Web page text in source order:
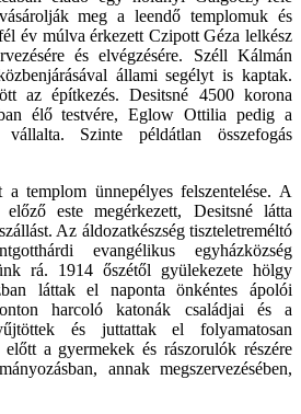
meg a leendő templomuk és
év múlva érkezett Czipott Géza lelkész
és elvégzésére. Széll Kálmán
állami segélyt is kaptak.
az építkezés. Desitsné 4500 korona
élő testvére, Eglow Ottilia pedig a
vállalta. Szinte példátlan összefogás
templom ünnepélyes felszentelése. A
este megérkezett, Desitsné látta
Az áldozatkészség tiszteletreméltó
evangélikus egyházközség
rá. 1914 őszétől gyülekezete hölgy
láttak el naponta önkéntes ápolói
harcoló katonák családjai és a
és juttattak el folyamatosan
a gyermekek és rászorulók részére
annak megszervezésében,